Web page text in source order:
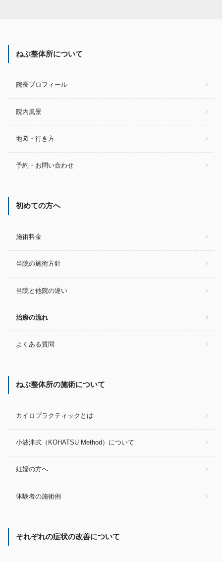
ねぶ整体所について
院長プロフィール
院内風景
地図・行き方
予約・お問い合わせ
初めての方へ
施術料金
当院の施術方針
当院と他院の違い
治療の流れ
よくある質問
ねぶ整体所の施術について
カイロプラクティックとは
小波津式（KOHATSU Method）について
妊婦の方へ
体験者の施術例
それぞれの症状の改善について